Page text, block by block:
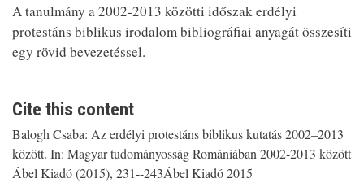
A tanulmány a 2002-2013 közötti időszak erdélyi
protestáns biblikus irodalom bibliográfiai anyagát összesíti
egy rövid bevezetéssel.
Cite this content
Balogh Csaba: Az erdélyi protestáns biblikus kutatás 2002–2013
között. In: Magyar tudományosság Romániában 2002-2013 között
Ábel Kiadó (2015), 231--243Ábel Kiadó 2015